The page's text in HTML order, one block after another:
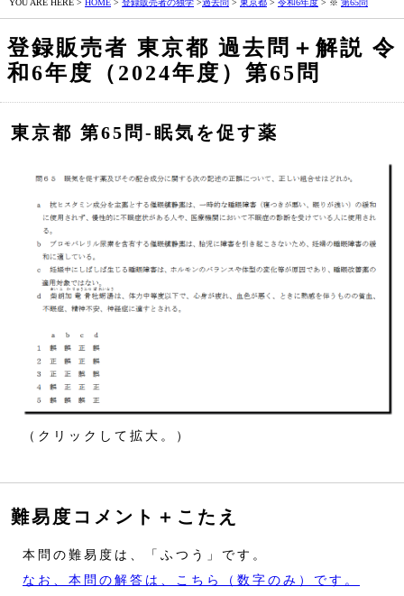
YOU ARE HERE > HOME > 登録販売者の独学 >過去問 > 東京都 > 令和6年度 > ※ 第65問
登録販売者 東京都 過去問＋解説 令
和6年度（2024年度）第65問
東京都 第65問‐眠気を促す薬
（クリックして拡大。）
難易度コメント＋こたえ
本問の難易度は、「ふつう」です。
なお、本問の解答は、こちら（数字のみ）です。